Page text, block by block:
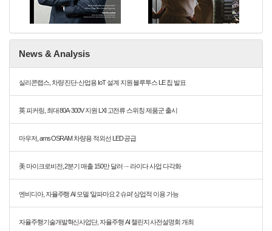
News & Analysis
실리콘랩스, 차량 진단·산업용 IoT 설계 지원 블루투스 LE 칩 발표
英 피커링, 최대 80A·300V 지원 LXI 고전류 스위칭 제품군 출시
마우저, ams OSRAM 차량용 적외선 LED 공급
美 마이크로비전, 2분기 매출 150만 달러 ··· 라이다 사업 다각화
엔비디아, 자율주행 AI 모델 ‘알파마요 2 슈퍼’ 상업적 이용 가능
자율주행기술개발혁신사업단, 자율주행 AI 챌린지 사전설명회 개최